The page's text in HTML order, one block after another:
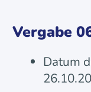
Vergabe
Datum